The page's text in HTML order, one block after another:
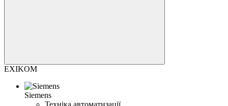
EXIKOM
Siemens
Техніка автоматизації